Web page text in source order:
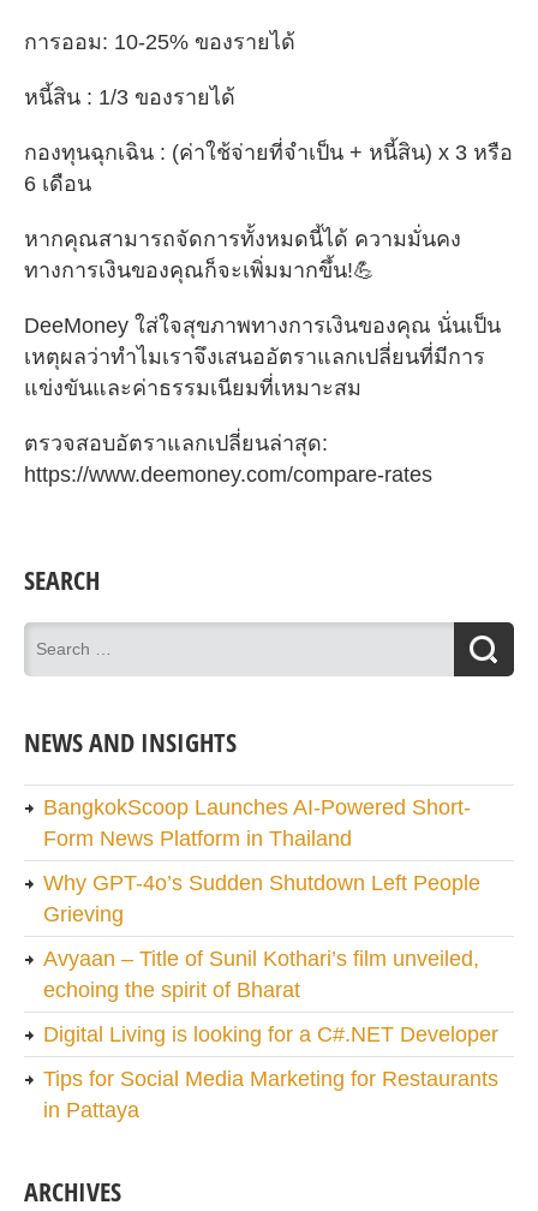
การออม: 10-25% ของรายได้
หนี้สิน : 1/3 ของรายได้
กองทุนฉุกเฉิน : (ค่าใช้จ่ายที่จำเป็น + หนี้สิน) x 3 หรือ
6 เดือน
หากคุณสามารถจัดการทั้งหมดนี้ได้ ความมั่นคง
ทางการเงินของคุณก็จะเพิ่มมากขึ้น!💪
DeeMoney ใส่ใจสุขภาพทางการเงินของคุณ นั่นเป็น
เหตุผลว่าทำไมเราจึงเสนออัตราแลกเปลี่ยนที่มีการ
แข่งขันและค่าธรรมเนียมที่เหมาะสม
ตรวจสอบอัตราแลกเปลี่ยนล่าสุด:
https://www.deemoney.com/compare-rates
SEARCH
NEWS AND INSIGHTS
BangkokScoop Launches AI-Powered Short-
Form News Platform in Thailand
Why GPT-4o’s Sudden Shutdown Left People
Grieving
Avyaan – Title of Sunil Kothari’s film unveiled,
echoing the spirit of Bharat
Digital Living is looking for a C#.NET Developer
Tips for Social Media Marketing for Restaurants
in Pattaya
ARCHIVES